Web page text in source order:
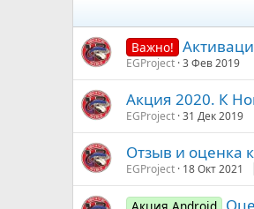
Важно!
EGProject 3 Фев 2019
Акция 2020. К
EGProject 31 Дек 2019
Отзыв и оценка
EGProject 18 Окт 2021